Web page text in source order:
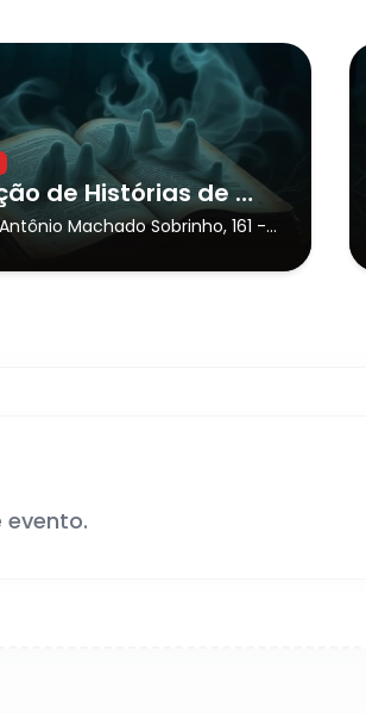
Contação de Histórias de Horror
Machado Sobrinho, 161 -
evento.